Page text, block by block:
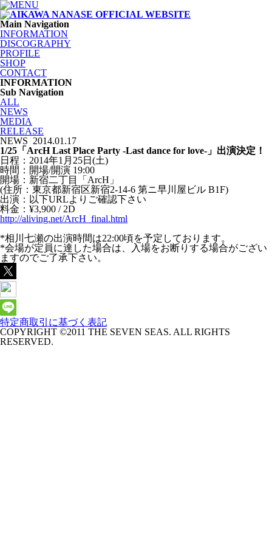
Main Navigation
INFORMATION
DISCOGRAPHY
PROFILE
SHOP
CONTACT
INFORMATION
Sub Navigation
ALL
NEWS
MEDIA
RELEASE
NEWS 2014.01.17
1/25「ArcH Last Place Party -Last dance for love-」出演決定！
日程：2014年1月25日(土)
時間：開場/開演 19:00
開場：新宿二丁目「ArcH」
(住所：東京都新宿区新宿2-14-6 第ニ早川屋ビル B1F)
出演：以下URLよりご確認下さい
料金：¥3,900 / 2D
http://aliving.net/ArcH_final.html
*相川七瀬の出演時間は22:00頃を予定しております。
*会場が定員に達した場合は、入場をお断りする場合がござい
ますのでご了承下さい。
特定商取引に基づく表記
COPYRIGHT ©2011 THE SEVEN SEAS. ALL RIGHTS
RESERVED.